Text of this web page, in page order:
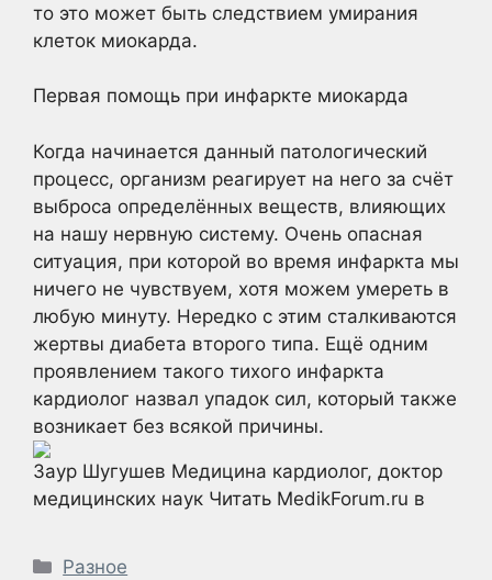
то это может быть следствием умирания
клеток миокарда.
Первая помощь при инфаркте миокарда
Когда начинается данный патологический
процесс, организм реагирует на него за счёт
выброса определённых веществ, влияющих
на нашу нервную систему. Очень опасная
ситуация, при которой во время инфаркта мы
ничего не чувствуем, хотя можем умереть в
любую минуту. Нередко с этим сталкиваются
жертвы диабета второго типа. Ещё одним
проявлением такого тихого инфаркта
кардиолог назвал упадок сил, который также
возникает без всякой причины.
Заур Шугушев Медицина кардиолог, доктор
медицинских наук Читать MedikForum.ru в
Рубрики
Разное